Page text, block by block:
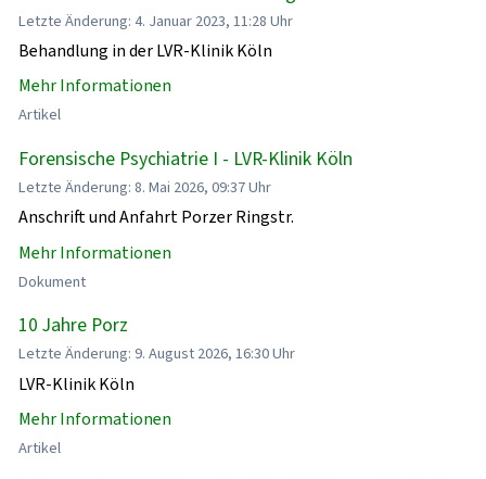
Letzte Änderung: 4. Januar 2023, 11:28 Uhr
Behandlung in der LVR-Klinik Köln
Mehr Informationen
Artikel
Forensische Psychiatrie I - LVR-Klinik Köln
Letzte Änderung: 8. Mai 2026, 09:37 Uhr
Anschrift und Anfahrt Porzer Ringstr.
Mehr Informationen
Dokument
10 Jahre Porz
Letzte Änderung: 9. August 2026, 16:30 Uhr
LVR-Klinik Köln
Mehr Informationen
Artikel